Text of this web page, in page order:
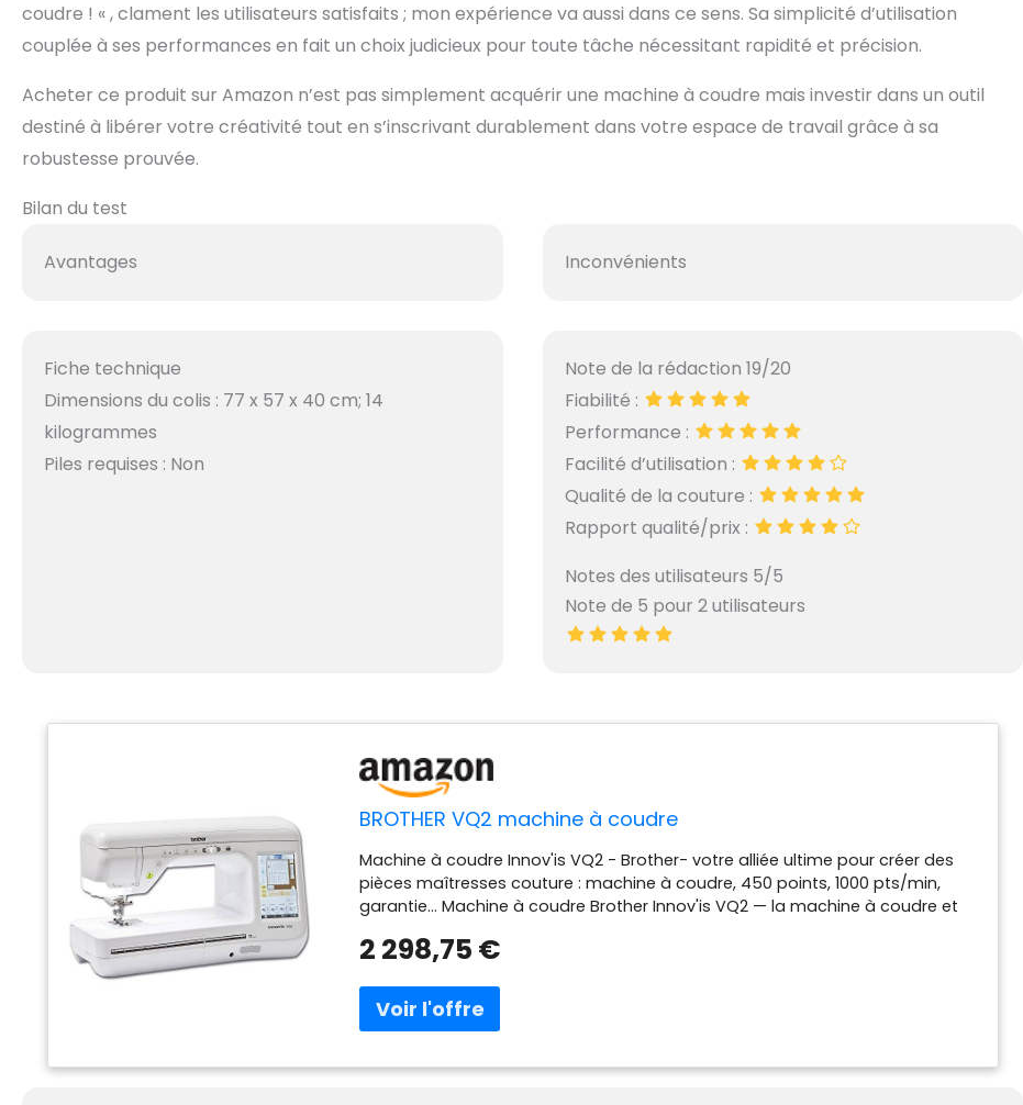
coudre ! « , clament les utilisateurs satisfaits ; mon expérience va aussi dans ce sens. Sa simplicité d’utilisation
couplée à ses performances en fait un choix judicieux pour toute tâche nécessitant rapidité et précision.
Acheter ce produit sur Amazon n’est pas simplement acquérir une machine à coudre mais investir dans un outil
destiné à libérer votre créativité tout en s’inscrivant durablement dans votre espace de travail grâce à sa
robustesse prouvée.
Bilan du test
Avantages Inconvénients
Fiche technique
Dimensions du colis : 77 x 57 x 40 cm; 14
kilogrammes
Piles requises : Non
Note de la rédaction 19/20
Fiabilité :
Performance :
Facilité d’utilisation :
Qualité de la couture :
Rapport qualité/prix :
Notes des utilisateurs 5/5
Note de 5 pour 2 utilisateurs
BROTHER VQ2 machine à coudre
Machine à coudre Innov'is VQ2 - Brother- votre alliée ultime pour créer des
pièces maîtresses couture : machine à coudre, 450 points, 1000 pts/min,
garantie... Machine à coudre Brother Innov'is VQ2 — la machine à coudre et
une machine sans compromis . Profitez de 462 points intégrés dont points
grand espace de travail 285 mm à droite de l'aiguille (idéal grands quilts),
écran tactile couleur, système d'entraînement SFDS premium Brother et
multidirectionnel
2 298,75 €